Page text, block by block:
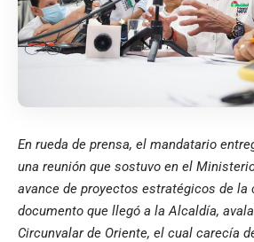
En rueda de prensa, el mandatario
una reunión que sostuvo en el
avance de proyectos estratégicos de la
documento que llegó a la Alcaldía,
Circunvalar de Oriente, el cual carecía